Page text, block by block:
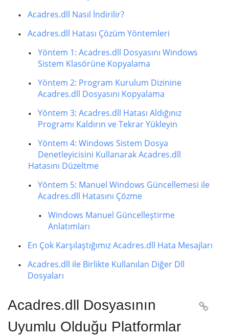
Acadres.dll Nasıl İndirilir?
Acadres.dll Hatası Çözüm Yöntemleri
Yöntem 1: Acadres.dll Dosyasını Windows
Sistem Klasörüne Kopyalama
Yöntem 2: Program Kurulum Dizinine
Acadres.dll Dosyasını Kopyalama
Yöntem 3: Acadres.dll Hatası Aldığınız
Programı Kaldırın ve Tekrar Yükleyin
Yöntem 4: Windows Sistem Dosya
Denetleyicisini Kullanarak Acadres.dll
Hatasını Düzeltme
Yöntem 5: Manuel Windows Güncellemesi ile
Acadres.dll Hatasını Çözme
Windows Manuel Güncelleştirme
Anlatımları
En Çok Karşılaştığımız Acadres.dll Hata Mesajları
Acadres.dll ile Birlikte Kullanılan Diğer Dll
Dosyaları
Acadres.dll Dosyasının
Uyumlu Olduğu Platformlar
